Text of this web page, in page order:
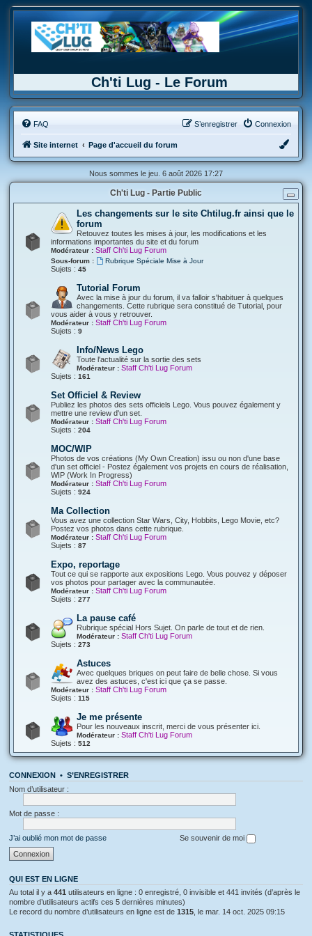
Ch'ti Lug - Le Forum
FAQ Connexion
S’enregistrer
Site internet Page d'accueil du forum
Nous sommes le jeu. 6 août 2026 17:27
Ch'ti Lug - Partie Public
Les changements sur le site Chtilug.fr ainsi que le
forum
Retouvez toutes les mises à jour, les modifications et les
informations importantes du site et du forum
Modérateur : Staff Ch'ti Lug Forum
Sous-forum : Rubrique Spéciale Mise à Jour
Sujets : 45
Tutorial Forum
Avec la mise à jour du forum, il va falloir s'habituer à quelques
changements. Cette rubrique sera constitué de Tutorial, pour
vous aider à vous y retrouver.
Modérateur : Staff Ch'ti Lug Forum
Sujets : 9
Info/News Lego
Toute l'actualité sur la sortie des sets
Modérateur : Staff Ch'ti Lug Forum
Sujets : 161
Set Officiel & Review
Publiez les photos des sets officiels Lego. Vous pouvez également y
mettre une review d'un set.
Modérateur : Staff Ch'ti Lug Forum
Sujets : 204
MOC/WIP
Photos de vos créations (My Own Creation) issu ou non d'une base
d'un set officiel - Postez également vos projets en cours de réalisation,
WIP (Work In Progress)
Modérateur : Staff Ch'ti Lug Forum
Sujets : 924
Ma Collection
Vous avez une collection Star Wars, City, Hobbits, Lego Movie, etc?
Postez vos photos dans cette rubrique.
Modérateur : Staff Ch'ti Lug Forum
Sujets : 87
Expo, reportage
Tout ce qui se rapporte aux expositions Lego. Vous pouvez y déposer
vos photos pour partager avec la communautée.
Modérateur : Staff Ch'ti Lug Forum
Sujets : 277
La pause café
Rubrique spécial Hors Sujet. On parle de tout et de rien.
Modérateur : Staff Ch'ti Lug Forum
Sujets : 273
Astuces
Avec quelques briques on peut faire de belle chose. Si vous
avez des astuces, c'est ici que ça se passe.
Modérateur : Staff Ch'ti Lug Forum
Sujets : 115
Je me présente
Pour les nouveaux inscrit, merci de vous présenter ici.
Modérateur : Staff Ch'ti Lug Forum
Sujets : 512
CONNEXION • S’ENREGISTRER
Nom d’utilisateur :
Mot de passe :
J’ai oublié mon mot de passe Se souvenir de moi
QUI EST EN LIGNE
Au total il y a 441 utilisateurs en ligne : 0 enregistré, 0 invisible et 441 invités (d’après le
nombre d’utilisateurs actifs ces 5 dernières minutes)
Le record du nombre d’utilisateurs en ligne est de 1315 , le mar. 14 oct. 2025 09:15